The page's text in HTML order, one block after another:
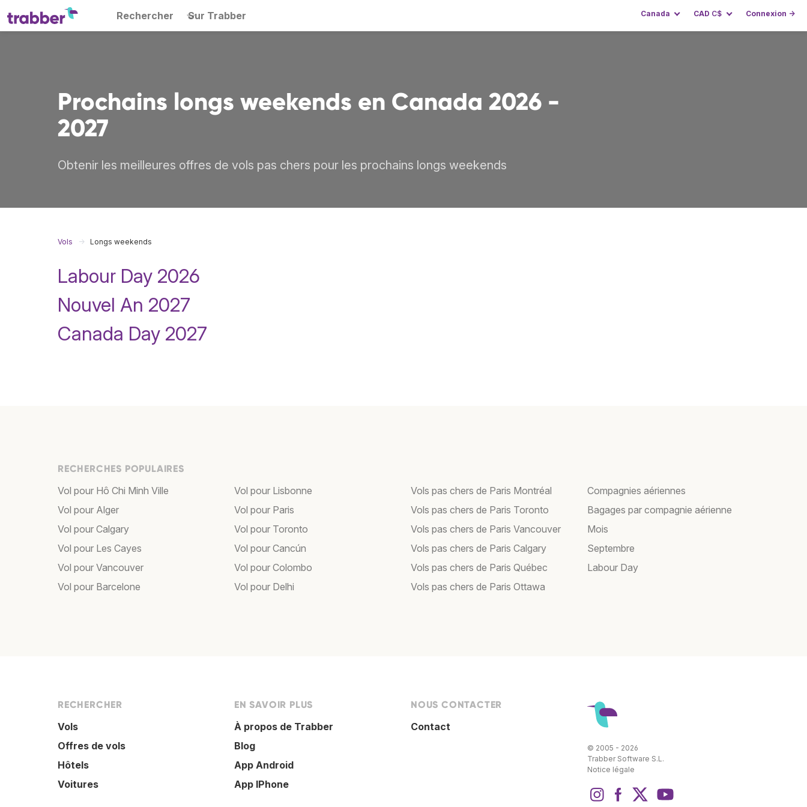
Rechercher Sur Trabber Canada CAD C$ Connexion →
Prochains longs weekends en Canada 2026 -
2027
Obtenir les meilleures offres de vols pas chers pour les prochains longs weekends
Vols Longs weekends
Labour Day 2026
Nouvel An 2027
Canada Day 2027
RECHERCHES POPULAIRES
Vol pour Hô Chi Minh Ville
Vol pour Alger
Vol pour Calgary
Vol pour Les Cayes
Vol pour Vancouver
Vol pour Barcelone
Vol pour Lisbonne
Vol pour Paris
Vol pour Toronto
Vol pour Cancún
Vol pour Colombo
Vol pour Delhi
Vols pas chers de Paris Montréal
Vols pas chers de Paris Toronto
Vols pas chers de Paris Vancouver
Vols pas chers de Paris Calgary
Vols pas chers de Paris Québec
Vols pas chers de Paris Ottawa
Compagnies aériennes
Bagages par compagnie aérienne
Mois
Septembre
Labour Day
RECHERCHER
Vols
Offres de vols
Hôtels
Voitures
EN SAVOIR PLUS
À propos de Trabber
Blog
App Android
App IPhone
NOUS CONTACTER
Contact
© 2005 - 2026
Trabber Software S.L.
Notice légale